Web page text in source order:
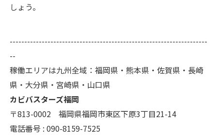
しょう。
--------------------------------------------------------------------
--
稼働エリアは九州全域：福岡県・熊本県・佐賀県・長崎
県・大分県・宮崎県・山口県
カビバスターズ福岡
〒813-0002 福岡県福岡市東区下原3丁目21-14
電話番号 : 090-8159-7525